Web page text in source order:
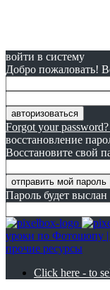
войти в систему
Добро пожаловать!
Forgot your
восстановление
Восстановите свой
Пароль будет
уроки по Фотошопу
прочие ресурсы
Click here - to